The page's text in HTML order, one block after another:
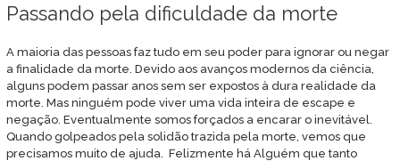
Passando pela dificuldade da morte
A maioria das pessoas faz tudo em seu poder para ignorar ou negar
a finalidade da morte. Devido aos avanços modernos da ciência,
alguns podem passar anos sem ser expostos à dura realidade da
morte. Mas ninguém pode viver uma vida inteira de escape e
negação. Eventualmente somos forçados a encarar o inevitável.
Quando golpeados pela solidão trazida pela morte, vemos que
precisamos muito de ajuda. Felizmente há Alguém que tanto